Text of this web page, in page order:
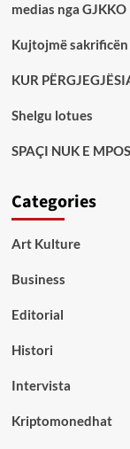
medias nga GJKKO
Kujtojmë sakrificën
KUR
Shelgu lotues
SPAÇI NUK E
Categories
Art Kulture
Business
Editorial
Histori
Intervista
Kriptomonedhat